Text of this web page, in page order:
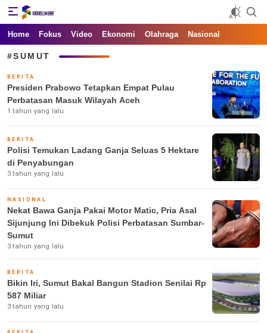
Kata Sumbar
Berita Sumbar Hari Ini
Home Fokus Video Ekonomi Olahraga Nasional
#SUMUT
BERITA
Presiden Prabowo Tetapkan Empat Pulau
Perbatasan Masuk Wilayah Aceh
1 tahun yang lalu
BERITA
Polisi Temukan Ladang Ganja Seluas 5 Hektare
di Penyabungan
3 tahun yang lalu
NASIONAL
Nekat Bawa Ganja Pakai Motor Matic, Pria Asal
Sijunjung Ini Dibekuk Polisi Perbatasan Sumbar-
Sumut
3 tahun yang lalu
BERITA
Bikin Iri, Sumut Bakal Bangun Stadion Senilai Rp
587 Miliar
3 tahun yang lalu